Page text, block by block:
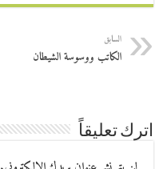
السابق
الكاتب ووسوسة الشيطان
اترك تعليقاً